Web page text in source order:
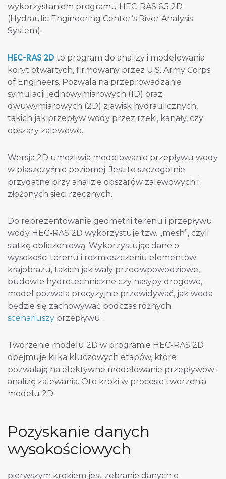
wykorzystaniem programu HEC-RAS 6.5 2D
(Hydraulic Engineering Center’s River Analysis
System).
HEC-RAS 2D to program do analizy i modelowania
koryt otwartych, firmowany przez U.S. Army Corps
of Engineers. Pozwala na przeprowadzanie
symulacji jednowymiarowych (1D) oraz
dwuwymiarowych (2D) zjawisk hydraulicznych,
takich jak przepływ wody przez rzeki, kanały, czy
obszary zalewowe.
Wersja 2D umożliwia modelowanie przepływu wody
w płaszczyźnie poziomej. Jest to szczególnie
przydatne przy analizie obszarów zalewowych i
złożonych sieci rzecznych.
Do reprezentowanie geometrii terenu i przepływu
wody HEC-RAS 2D wykorzystuje tzw. „mesh”, czyli
siatkę obliczeniową. Wykorzystując dane o
wysokości terenu i rozmieszczeniu elementów
krajobrazu, takich jak wały przeciwpowodziowe,
budowle hydrotechniczne czy nasypy drogowe,
model pozwala precyzyjnie przewidywać, jak woda
będzie się zachowywać podczas różnych
scenariuszy przepływu.
Tworzenie modelu 2D w programie HEC-RAS 2D
obejmuje kilka kluczowych etapów, które
pozwalają na efektywne modelowanie przepływów i
analizę zalewania. Oto kroki w procesie tworzenia
modelu 2D:
Pozyskanie danych
wysokościowych
pierwszym krokiem jest zebranie danych o